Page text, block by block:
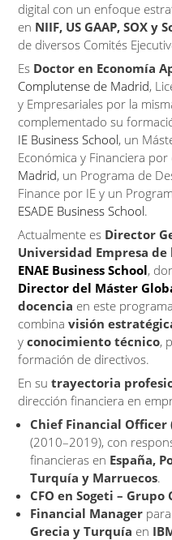
digital con un enfoque
en NIIF, US GAAP, SOX y
de diversos Comités
Es Doctor en Economía
Complutense de Madrid,
y Empresariales por la
complementado su
IE Business School, un
Económica y Financiera por
Madrid, un Programa de
Finance por IE y un
ESADE Business School.
Actualmente es Director
Universidad Empresa
ENAE Business School,
Director del Máster
docencia en este
combinavisión
yconocimiento técnico,
formación de directivos.
En sutrayectoria
dirección financiera en
Chief Financial Officer
(2010–2019), con
financieras en España,
Turquía y Marruecos.
CFO en Sogeti – Grupo
Financial Manager para
Grecia y Turquía en